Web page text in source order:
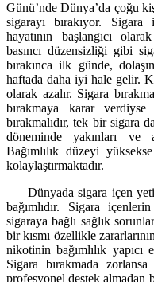
Günü’nde Dünya’da çoğu
sigarayı bırakıyor.
hayatının başlangıcı
basıncı düzensizliği gibi
bırakınca ilk günde,
haftada daha iyi hale gelir.
olarak azalır. Sigara
bırakmaya karar
bırakmalıdır, tek bir sigara
döneminde yakınları ve
Bağımlılık düzeyi
kolaylaştırmaktadır.
Dünyada sigara içen
bağımlıdır. Sigara
sigaraya bağlı sağlık
bir kısmı özellikle
nikotinin bağımlılık yapıcı
Sigara bırakmada
profesyonel destek almadan